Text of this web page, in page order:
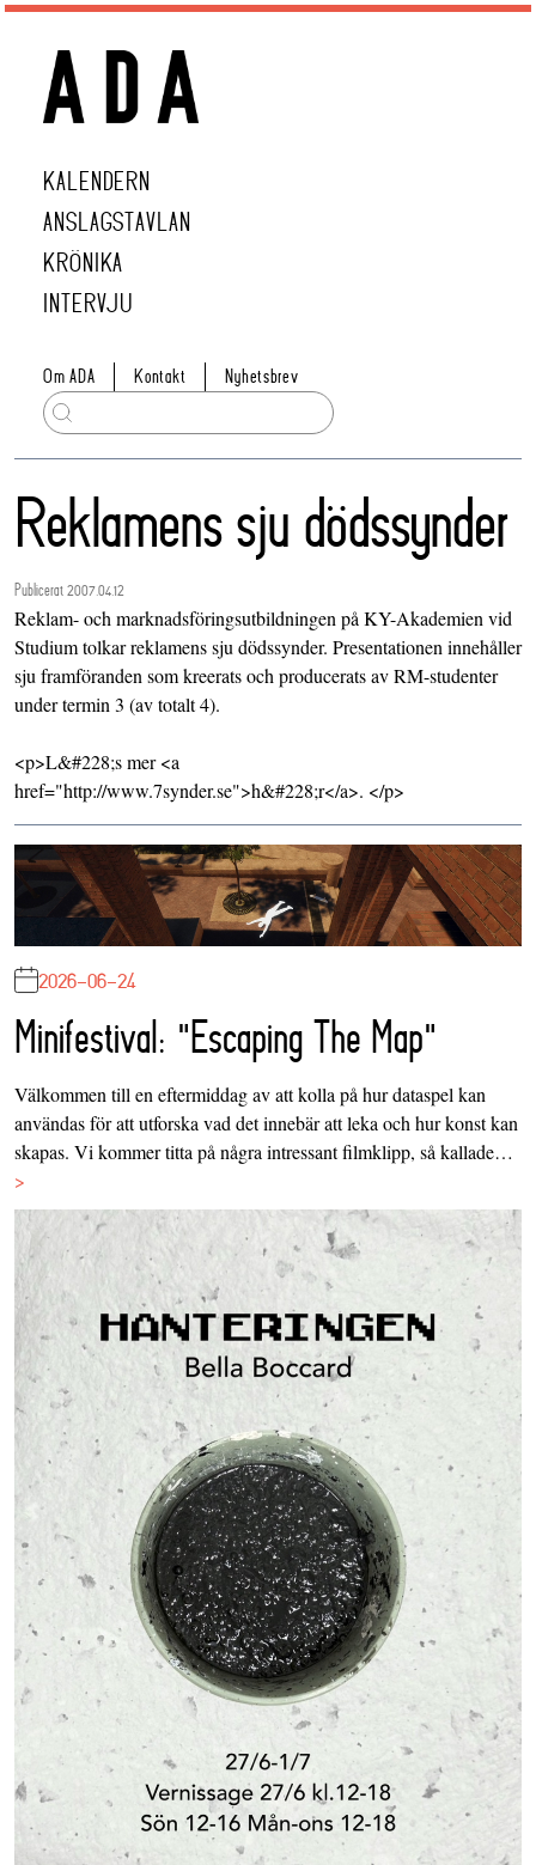
KALENDERN
ANSLAGSTAVLAN
KRÖNIKA
INTERVJU
Om ADA Kontakt Nyhetsbrev
Reklamens sju dödssynder
Publicerat 2007.04.12
Reklam- och marknadsföringsutbildningen på KY-Akademien vid
Studium tolkar reklamens sju dödssynder. Presentationen innehåller
sju framföranden som kreerats och producerats av RM-studenter
under termin 3 (av totalt 4).
<p>L&#228;s mer <a
href="http://www.7synder.se">h&#228;r</a>. </p>
2026-06-24
Minifestival: "Escaping The Map"
Välkommen till en eftermiddag av att kolla på hur dataspel kan
användas för att utforska vad det innebär att leka och hur konst kan
skapas. Vi kommer titta på några intressant filmklipp, så kallade…
>